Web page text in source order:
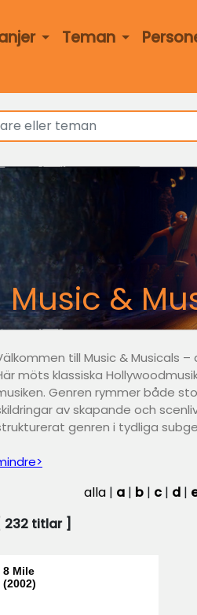
Teman
Music &
till Music & Musicals
möts klassiska
Genren rymmer både
av skapande och
genren i tydliga
alla | a | b | c | d |
232 titlar ]
8 Mile
(2002)